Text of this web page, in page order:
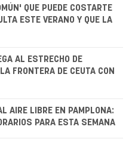
QUE PUEDE COSTARTE
ESTE VERANO Y QUE LA
AL ESTRECHO DE
FRONTERA DE CEUTA CON
AIRE LIBRE EN PAMPLONA:
PARA ESTA SEMANA